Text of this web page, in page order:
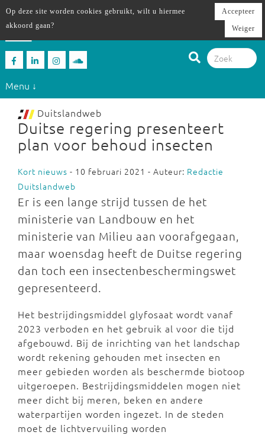
Menu ↓
Duitslandweb
Duitse regering presenteert
plan voor behoud insecten
Kort nieuws - 10 februari 2021 - Auteur: Redactie
Duitslandweb
Er is een lange strijd tussen de het
ministerie van Landbouw en het
ministerie van Milieu aan voorafgegaan,
maar woensdag heeft de Duitse regering
dan toch een insectenbeschermingswet
gepresenteerd.
Het bestrijdingsmiddel glyfosaat wordt vanaf
2023 verboden en het gebruik al voor die tijd
afgebouwd. Bij de inrichting van het landschap
wordt rekening gehouden met insecten en
meer gebieden worden als beschermde biotoop
uitgeroepen. Bestrijdingsmiddelen mogen niet
meer dicht bij meren, beken en andere
waterpartijen worden ingezet. In de steden
moet de lichtvervuiling worden
Op deze site worden cookies gebruikt, wilt u hiermee
akkoord gaan?
Accepteer
Weiger